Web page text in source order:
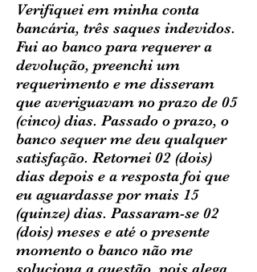
Verifiquei em minha conta
bancária, três saques indevidos.
Fui ao banco para requerer a
devolução, preenchi um
requerimento e me disseram
que averiguavam no prazo de 05
(cinco) dias. Passado o prazo, o
banco sequer me deu qualquer
satisfação. Retornei 02 (dois)
dias depois e a resposta foi que
eu aguardasse por mais 15
(quinze) dias. Passaram-se 02
(dois) meses e até o presente
momento o banco não me